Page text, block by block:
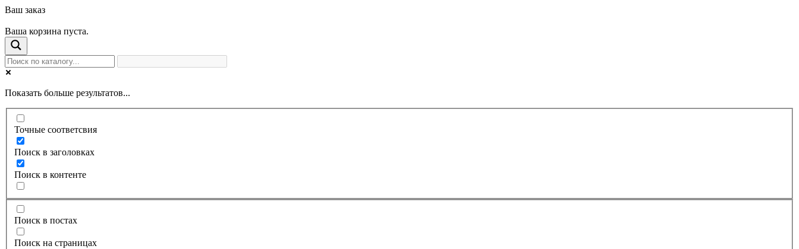
Ваш заказ
Ваша корзина пуста.
Показать больше результатов...
Точные соответсвия
Поиск в заголовках
Поиск в контенте
Поиск в постах
Поиск на страницах